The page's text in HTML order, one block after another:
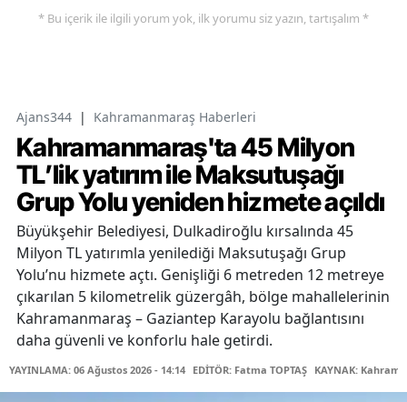
* Bu içerik ile ilgili yorum yok, ilk yorumu siz yazın, tartışalım *
Ajans344 | Kahramanmaraş Haberleri
Kahramanmaraş'ta 45 Milyon
TL’lik yatırım ile Maksutuşağı
Grup Yolu yeniden hizmete açıldı
Büyükşehir Belediyesi, Dulkadiroğlu kırsalında 45
Milyon TL yatırımla yenilediği Maksutuşağı Grup
Yolu’nu hizmete açtı. Genişliği 6 metreden 12 metreye
çıkarılan 5 kilometrelik güzergâh, bölge mahallelerinin
Kahramanmaraş – Gaziantep Karayolu bağlantısını
daha güvenli ve konforlu hale getirdi.
YAYINLAMA: 06 Ağustos 2026 - 14:14 EDİTÖR: Fatma TOPTAŞ KAYNAK: